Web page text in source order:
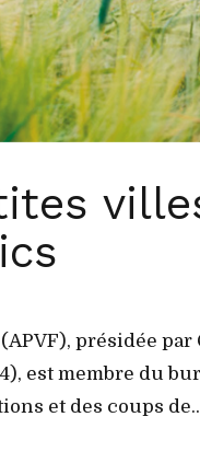
présidée
est membre du
et des coups